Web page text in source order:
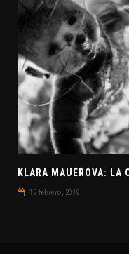
KLARA MAUEROVA: LA
12 febrero, 2019